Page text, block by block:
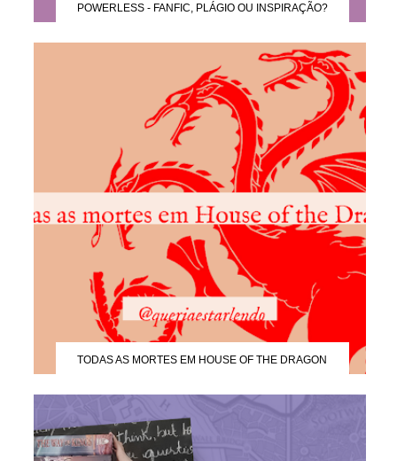
POWERLESS - FANFIC, PLÁGIO OU INSPIRAÇÃO?
TODAS AS MORTES EM HOUSE OF THE DRAGON